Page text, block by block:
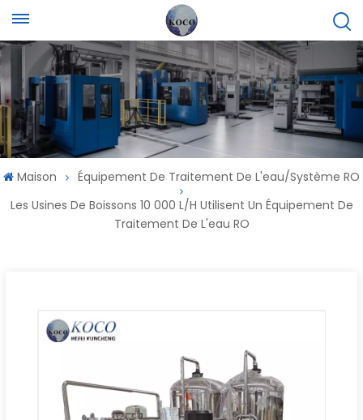
Maison
Équipement De Traitement De L'eau/système RO
Les Usines De Boissons 10 000 L/H Utilisent Un Équipement De
Traitement De L'eau RO